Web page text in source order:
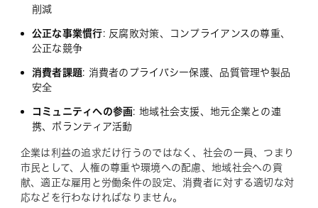
削減
公正な事業慣行: 反腐敗対策、コンプライアンスの尊重、
公正な競争
消費者課題: 消費者のプライバシー保護、品質管理や製品
安全
コミュニティへの参画: 地域社会支援、地元企業との連
携、ボランティア活動
企業は利益の追求だけ行うのではなく、社会の一員、つまり
市民として、人権の尊重や環境への配慮、地域社会への貢
献、適正な雇用と労働条件の設定、消費者に対する適切な対
応などを行わなければなりません。